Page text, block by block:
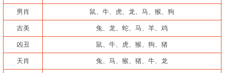
男肖 鼠、牛、虎、龙、马、猴、狗
吉美 兔、龙、蛇、马、羊、鸡
凶丑 鼠、牛、虎、猴、狗、猪
天肖 兔、马、猴、猪、牛、龙